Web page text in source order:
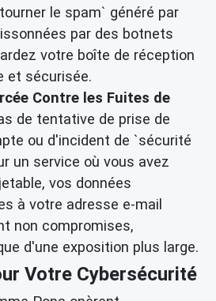
le spam` généré par
par des botnets
votre boîte de réception
et sécurisée.
Contre les Fuites de
de tentative de prise de
ou d'incident de `sécurité
un service où vous avez
vos données
à votre adresse e-mail
non compromises,
d'une exposition plus large.
Votre Cybersécurité